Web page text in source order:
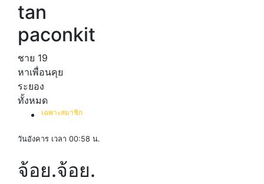
tan
paconkit
ชาย 19
หาเพื่อนคุย
ระยอง
ทั้งหมด
เฉพาะสมาชิก
วันอังคาร เวลา 00:58 น.
จ้อย.จ้อย.